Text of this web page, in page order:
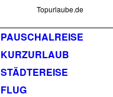
Topurlaube.de
PAUSCHALREISE
KURZURLAUB
STÄDTEREISE
FLUG